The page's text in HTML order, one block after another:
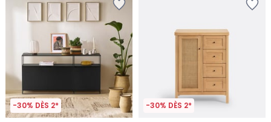
-30% DÈS 2* -30% DÈS 2*